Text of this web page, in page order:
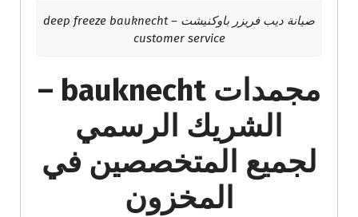
صيانة ديب فريزر باوكنيشت – deep freeze bauknecht
customer service
مجمدات bauknecht –
الشريك الرسمي
لجميع المتخصصين في
المخزون